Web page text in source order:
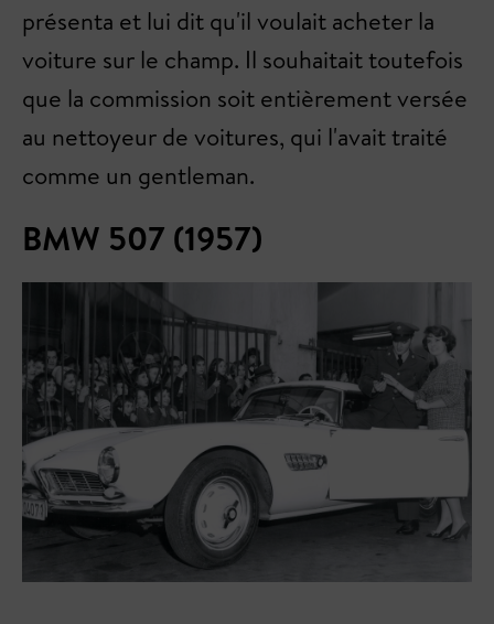
présenta et lui dit qu'il voulait acheter la
voiture sur le champ. Il souhaitait toutefois
que la commission soit entièrement versée
au nettoyeur de voitures, qui l'avait traité
comme un gentleman.
BMW 507 (1957)